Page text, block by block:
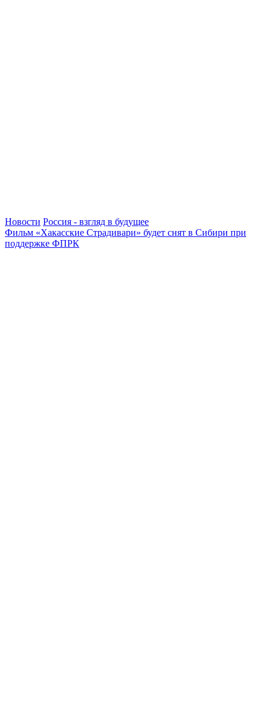
Новости Россия - взгляд в будущее
Фильм «Хакасские Страдивари» будет снят в Сибири при
поддержке ФПРК